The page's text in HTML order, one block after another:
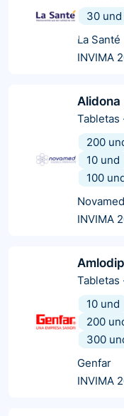
30 und
La Santé
INVIMA
Alidona
Tabletas
200
10 und
100
Novamed
INVIMA
Tabletas
10 und
200
300
Genfar
INVIMA